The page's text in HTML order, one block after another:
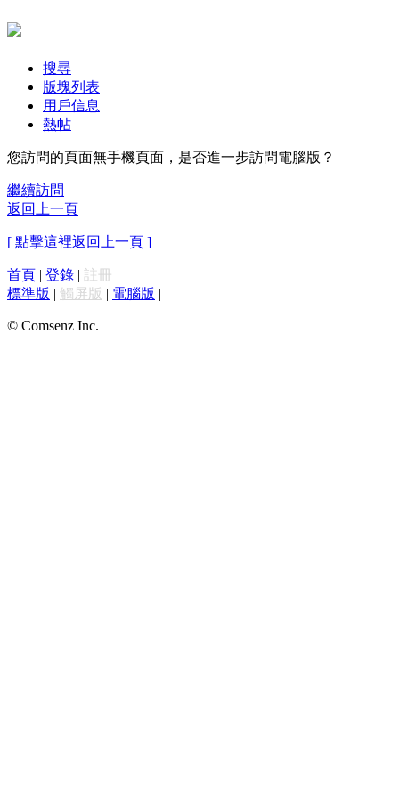
搜尋
版塊列表
用戶信息
熱帖
您訪問的頁面無手機頁面，是否進一步訪問電腦版？
繼續訪問
返回上一頁
[ 點擊這裡返回上一頁 ]
首頁 | 登錄 | 註冊
標準版 | 觸屏版 | 電腦版 |
© Comsenz Inc.